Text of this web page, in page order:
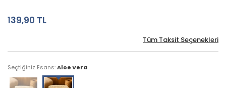
139,90 TL
Tüm Taksit Seçenekleri
Seçtiğiniz Esans:Aloe Vera